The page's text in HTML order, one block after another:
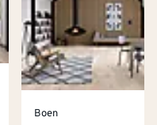
Boen